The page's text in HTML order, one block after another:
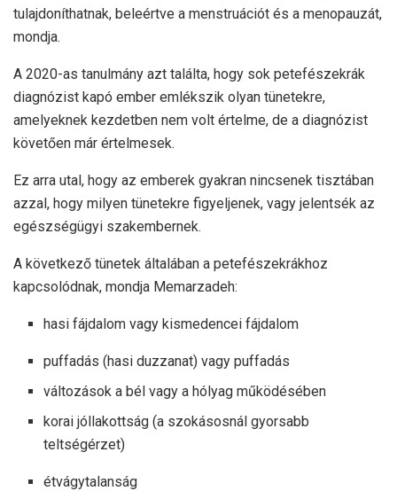
tulajdoníthatnak, beleértve a menstruációt és a menopauzát,
mondja.
A 2020-as tanulmány azt találta, hogy sok petefészekrák
diagnózist kapó ember emlékszik olyan tünetekre,
amelyeknek kezdetben nem volt értelme, de a diagnózist
követően már értelmesek.
Ez arra utal, hogy az emberek gyakran nincsenek tisztában
azzal, hogy milyen tünetekre figyeljenek, vagy jelentsék az
egészségügyi szakembernek.
A következő tünetek általában a petefészekrákhoz
kapcsolódnak, mondja Memarzadeh:
hasi fájdalom vagy kismedencei fájdalom
puffadás (hasi duzzanat) vagy puffadás
változások a bél vagy a hólyag működésében
korai jóllakottság (a szokásosnál gyorsabb
teltségérzet)
étvágytalanság